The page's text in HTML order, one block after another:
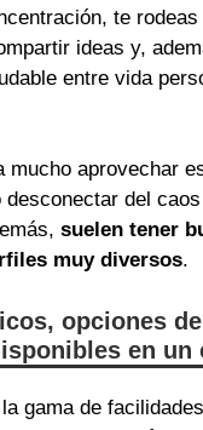
te
ideas y,
entre vida
mucho aprovechar
desconectar del
suelen tener
muy diversos.
opciones
en un
gama de